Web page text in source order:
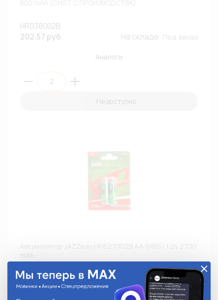
HR038002B
202.57 руб.
На складе:
Аналоги
Недоступно
Аккумулятор JAZZway HR627002B AA (HR6) 1,2v 2700
mAh
HR627002B
351.56 руб.
На складе:Под заказ